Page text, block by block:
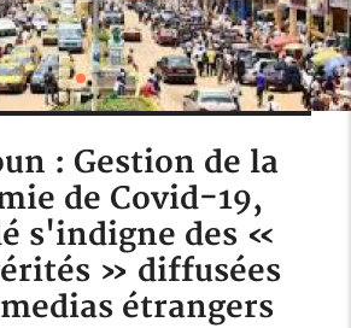
: Gestion de la
de Covid-19,
s'indigne des «
» diffusées
étrangers